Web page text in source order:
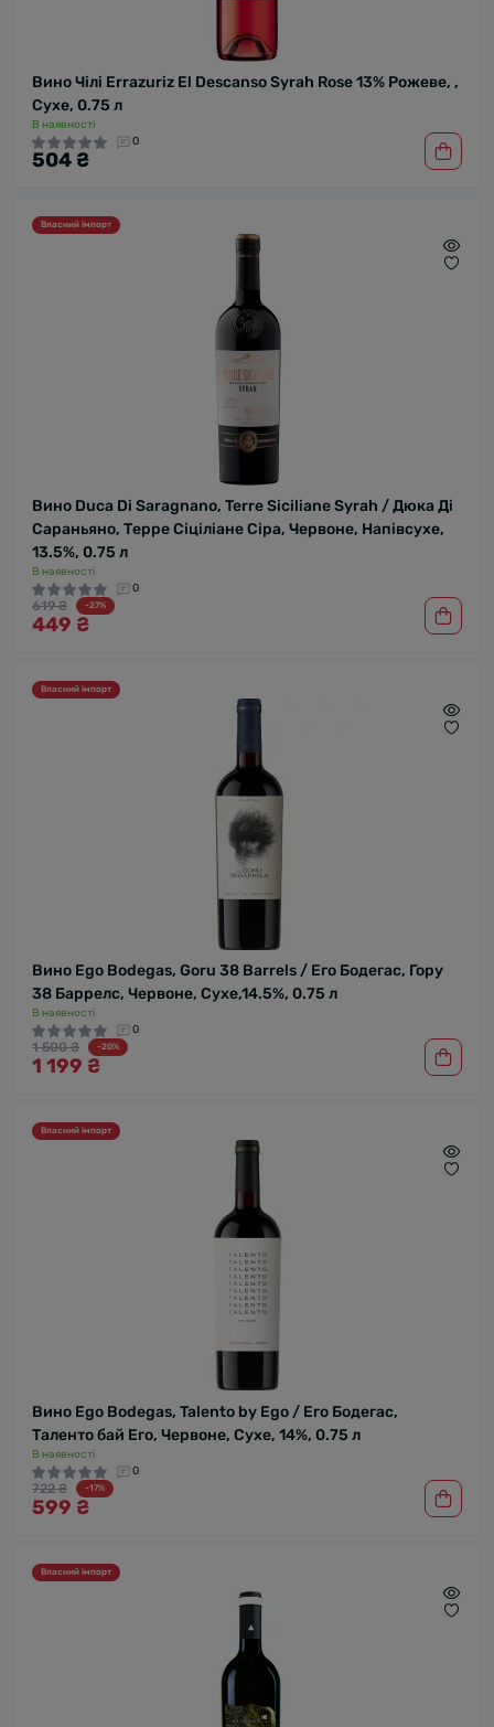
Вино Чілі Errazuriz El Descanso Syrah Rose 13% Рожеве, ,
Сухе, 0.75 л
В наявності
0
504 ₴
Власний імпорт
Вино Duca Di Saragnano, Terre Siciliane Syrah / Дюка Ді
Сараньяно, Терре Сіціліане Сіра, Червоне, Напівсухе,
13.5%, 0.75 л
В наявності
0
619 ₴ -27%
449 ₴
Власний імпорт
Вино Ego Bodegas, Goru 38 Barrels / Его Бодегас, Гору
38 Баррелс, Червоне, Сухе,14.5%, 0.75 л
В наявності
0
1 500 ₴ -20%
1 199 ₴
Власний імпорт
Вино Ego Bodegas, Talento by Ego / Его Бодегас,
Таленто бай Его, Червоне, Сухе, 14%, 0.75 л
В наявності
0
722 ₴ -17%
599 ₴
Власний імпорт